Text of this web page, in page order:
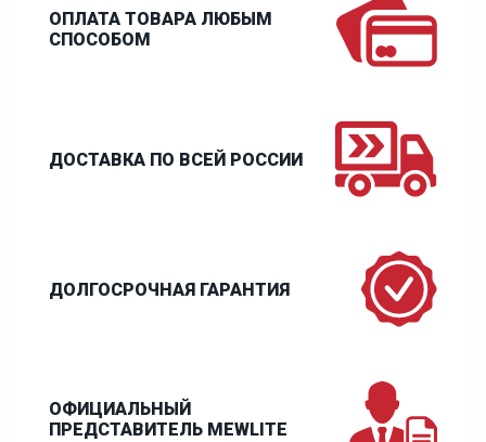
ОПЛАТА ТОВАРА ЛЮБЫМ
СПОСОБОМ
ДОСТАВКА ПО ВСЕЙ РОССИИ
ДОЛГОСРОЧНАЯ ГАРАНТИЯ
ОФИЦИАЛЬНЫЙ
ПРЕДСТАВИТЕЛЬ MEWLITE